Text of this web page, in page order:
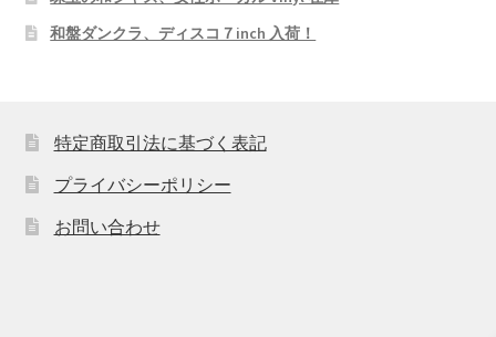
和盤ダンクラ、ディスコ７inch 入荷！
特定商取引法に基づく表記
プライバシーポリシー
お問い合わせ